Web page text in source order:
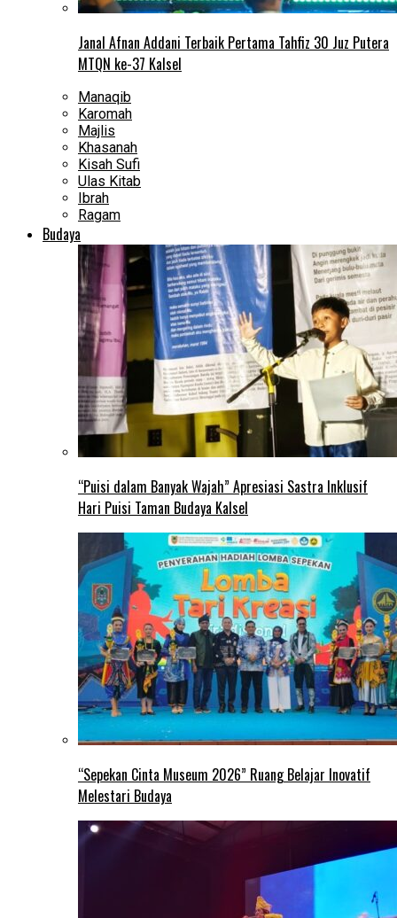
Janal Afnan Addani Terbaik Pertama Tahfiz 30 Juz Putera
MTQN ke-37 Kalsel
Manaqib
Karomah
Majlis
Khasanah
Kisah Sufi
Ulas Kitab
Ibrah
Ragam
Budaya
“Puisi dalam Banyak Wajah” Apresiasi Sastra Inklusif
Hari Puisi Taman Budaya Kalsel
“Sepekan Cinta Museum 2026” Ruang Belajar Inovatif
Melestari Budaya